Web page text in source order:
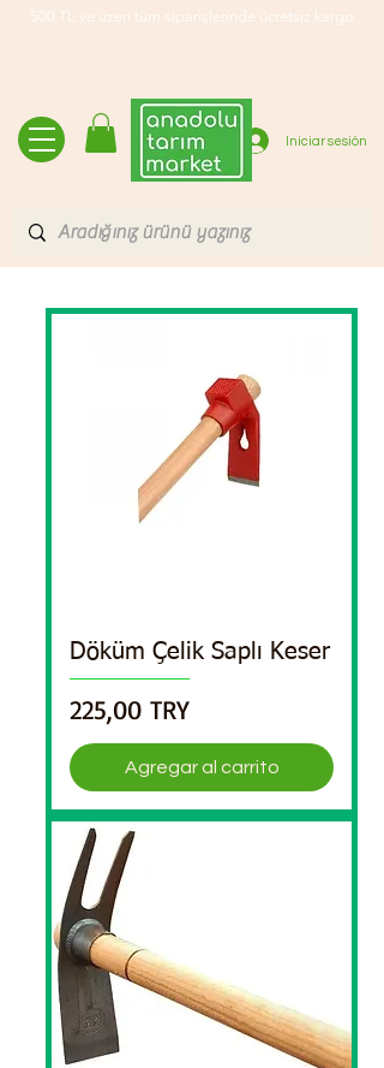
500 TL ve üzeri tüm siparişlerinde ücretsiz kargo
Iniciar sesión
Döküm Çelik Saplı Keser
Precio
225,00 TRY
Agregar al carrito